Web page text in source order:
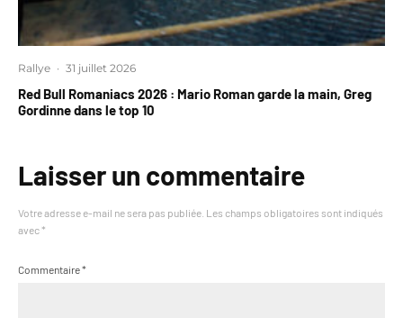
Rallye · 31 juillet 2026
Red Bull Romaniacs 2026 : Mario Roman garde la main, Greg
Gordinne dans le top 10
Laisser un commentaire
Votre adresse e-mail ne sera pas publiée. Les champs obligatoires sont indiqués
avec *
Commentaire*